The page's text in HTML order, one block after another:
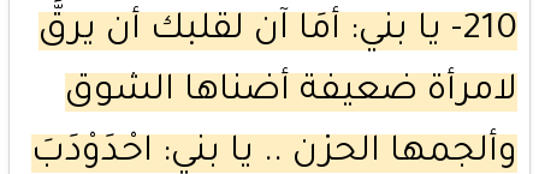
210- يا بني: أمَا آن لقلبك أن يرقَّ
لامرأة ضعيفة أضناها الشوق
وألجمها الحزن .. يا بني: احْدَوْدَبَ